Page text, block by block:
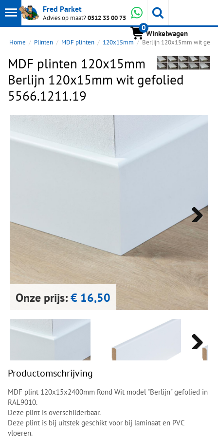
Toon
hoofdmenu
Fred Parket
Advies op maat?0512 33 00 75 Whatsapp
0
Winkelwagen
Home Plinten MDF plinten 120x15mm Berlijn 120x15mm wit
MDF plinten 120x15mm
Berlijn 120x15mm wit gefolied
5566.1211.19
Onze prijs:€ 16,50
Next
Next
Next
Next
Productomschrijving
MDF plint 120x15x2400mm Rond Wit model "Berlijn" gefolied in
RAL9010.
Deze plint is overschilderbaar.
Deze plint is bij uitstek geschikt voor bij laminaat en PVC
vloeren.